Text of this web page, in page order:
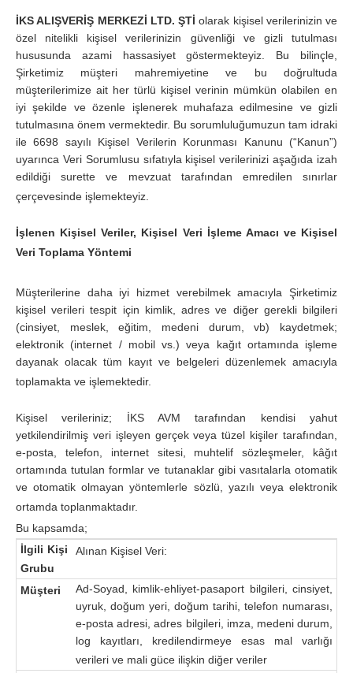
İKS ALIŞVERİŞ MERKEZİ LTD. ŞTİolarak kişisel verilerinizin ve
özel nitelikli kişisel verilerinizin güvenliği ve gizli tutulması
hususunda azami hassasiyet göstermekteyiz. Bu bilinçle,
Şirketimiz müşteri mahremiyetine ve bu doğrultuda
müşterilerimize ait her türlü kişisel verinin mümkün olabilen en
iyi şekilde ve özenle işlenerek muhafaza edilmesine ve gizli
tutulmasına önem vermektedir. Bu sorumluluğumuzun tam idraki
ile 6698 sayılı Kişisel Verilerin Korunması Kanunu (“Kanun”)
uyarınca Veri Sorumlusu sıfatıyla kişisel verilerinizi aşağıda izah
edildiği surette ve mevzuat tarafından emredilen sınırlar
çerçevesinde işlemekteyiz.
İşlenen Kişisel Veriler, Kişisel Veri İşleme Amacı ve Kişisel
Veri Toplama Yöntemi
Müşterilerine daha iyi hizmet verebilmek amacıyla Şirketimiz
kişisel verileri tespit için kimlik, adres ve diğer gerekli bilgileri
(cinsiyet, meslek, eğitim, medeni durum, vb) kaydetmek;
elektronik (internet / mobil vs.) veya kağıt ortamında işleme
dayanak olacak tüm kayıt ve belgeleri düzenlemek amacıyla
toplamakta ve işlemektedir.
Kişisel verileriniz; İKS AVM tarafından kendisi yahut
yetkilendirilmiş veri işleyen gerçek veya tüzel kişiler tarafından,
e-posta, telefon, internet sitesi, muhtelif sözleşmeler, kâğıt
ortamında tutulan formlar ve tutanaklar gibi vasıtalarla otomatik
ve otomatik olmayan yöntemlerle sözlü, yazılı veya elektronik
ortamda toplanmaktadır.
Bu kapsamda;
İlgili Kişi
Grubu
Alınan Kişisel Veri:
Müşteri
Ad-Soyad, kimlik-ehliyet-pasaport bilgileri, cinsiyet,
uyruk, doğum yeri, doğum tarihi, telefon numarası,
e-posta adresi, adres bilgileri, imza, medeni durum,
log kayıtları, kredilendirmeye esas mal varlığı
verileri ve mali güce ilişkin diğer veriler